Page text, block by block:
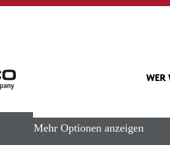
WER
Mehr Optionen anzeigen